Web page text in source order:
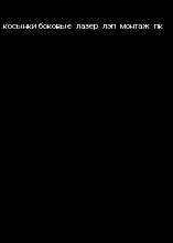
косынки боковые лазер лэп монтаж пк